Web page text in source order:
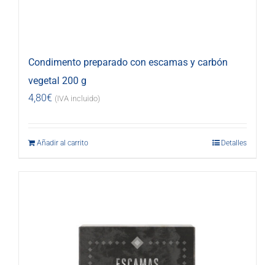
Condimento preparado con escamas y carbón
vegetal 200 g
4,80€ (IVA incluido)
Añadir al carrito Detalles